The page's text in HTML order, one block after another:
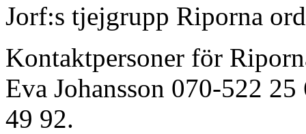
Jorf:s tjejgrupp Riporna
Kontaktpersoner för
Eva Johansson 070-522
49 92.